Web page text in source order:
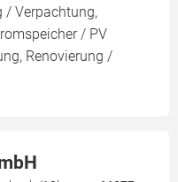
/ Verpachtung,
/ PV
Renovierung /